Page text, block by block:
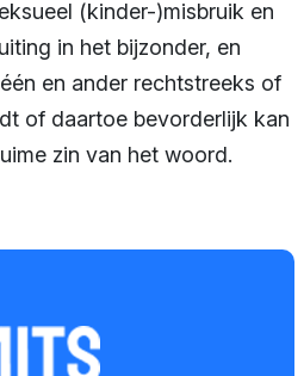
(kinder-)misbruik en
in het bijzonder, en
en ander rechtstreeks of
of daartoe bevorderlijk kan
zin van het woord.